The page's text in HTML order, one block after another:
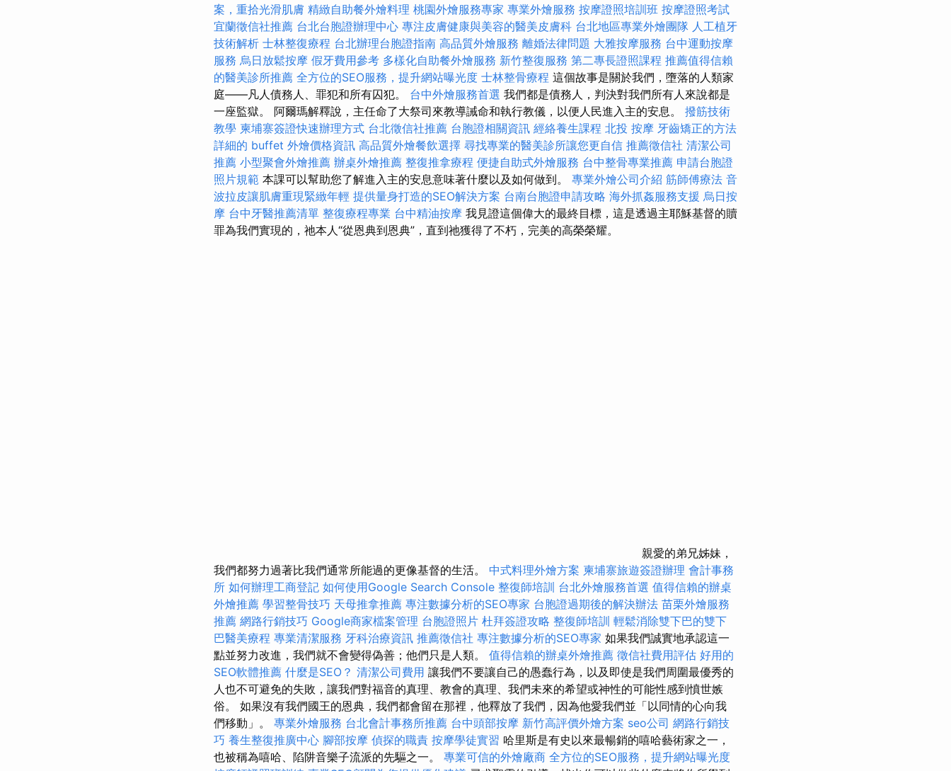
案，重拾光滑肌膚 精緻自助餐外燴料理 桃園外燴服務專家 專業外燴服務 按摩證照培訓班 按摩證照考試
宜蘭徵信社推薦 台北台胞證辦理中心 專注皮膚健康與美容的醫美皮膚科 台北地區專業外燴團隊 人工植牙
技術解析 士林整復療程 台北辦理台胞證指南 高品質外燴服務 離婚法律問題 大雅按摩服務 台中運動按摩
服務 烏日放鬆按摩 假牙費用參考 多樣化自助餐外燴服務 新竹整復服務 第二專長證照課程 推薦值得信賴
的醫美診所推薦 全方位的SEO服務，提升網站曝光度 士林整骨療程 這個故事是關於我們，墮落的人類家
庭——凡人債務人、罪犯和所有囚犯。 台中外燴服務首選 我們都是債務人，判決對我們所有人來說都是
一座監獄。 阿爾瑪解釋說，主任命了大祭司來教導誡命和執行教儀，以便人民進入主的安息。 撥筋技術
教學 柬埔寨簽證快速辦理方式 台北徵信社推薦 台胞證相關資訊 經絡養生課程 北投 按摩 牙齒矯正的方法
詳細的 buffet 外燴價格資訊 高品質外燴餐飲選擇 尋找專業的醫美診所讓您更自信 推薦徵信社 清潔公司
推薦 小型聚會外燴推薦 辦桌外燴推薦 整復推拿療程 便捷自助式外燴服務 台中整骨專業推薦 申請台胞證
照片規範 本課可以幫助您了解進入主的安息意味著什麼以及如何做到。 專業外燴公司介紹 筋師傅療法 音
波拉皮讓肌膚重現緊緻年輕 提供量身打造的SEO解決方案 台南台胞證申請攻略 海外抓姦服務支援 烏日按
摩 台中牙醫推薦清單 整復療程專業 台中精油按摩 我見證這個偉大的最終目標，這是透過主耶穌基督的贖
罪為我們實現的，祂本人“從恩典到恩典”，直到祂獲得了不朽，完美的高榮榮耀。
親愛的弟兄姊妹，
我們都努力過著比我們通常所能過的更像基督的生活。 中式料理外燴方案 柬埔寨旅遊簽證辦理 會計事務
所 如何辦理工商登記 如何使用Google Search Console 整復師培訓 台北外燴服務首選 值得信賴的辦桌
外燴推薦 學習整骨技巧 天母推拿推薦 專注數據分析的SEO專家 台胞證過期後的解決辦法 苗栗外燴服務
推薦 網路行銷技巧 Google商家檔案管理 台胞證照片 杜拜簽證攻略 整復師培訓 輕鬆消除雙下巴的雙下
巴醫美療程 專業清潔服務 牙科治療資訊 推薦徵信社 專注數據分析的SEO專家 如果我們誠實地承認這一
點並努力改進，我們就不會變得偽善；他們只是人類。 值得信賴的辦桌外燴推薦 徵信社費用評估 好用的
SEO軟體推薦 什麼是SEO？ 清潔公司費用 讓我們不要讓自己的愚蠢行為，以及即使是我們周圍最優秀的
人也不可避免的失敗，讓我們對福音的真理、​​教會的真理、我們未來的希望或神性的可能性感到憤世嫉
俗。 如果沒有我們國王的恩典，我們都會留在那裡，他釋放了我們，因為他愛我們並「以同情的心向我
們移動」。 專業外燴服務 台北會計事務所推薦 台中頭部按摩 新竹高評價外燴方案 seo公司 網路行銷技
巧 養生整復推廣中心 腳部按摩 偵探的職責 按摩學徒實習 哈里斯是有史以來最暢銷的嘻哈藝術家之一，
也被稱為嘻哈、陷阱音樂子流派的先驅之一。 專業可信的外燴廠商 全方位的SEO服務，提升網站曝光度